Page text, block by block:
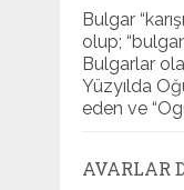
Bulgar
olup;
Bulgarlar
Yüzyılda
eden ve
AVARLAR